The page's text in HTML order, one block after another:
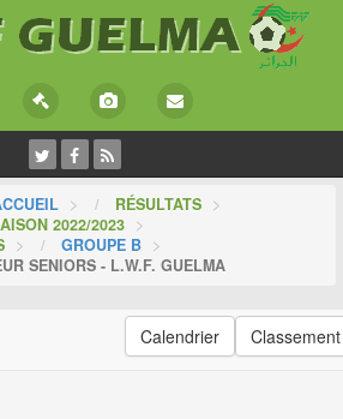
> RÉSULTATS >
2022/2023 >
> GROUPE B >
SENIORS - L.W.F. GUELMA
Calendrier Classement